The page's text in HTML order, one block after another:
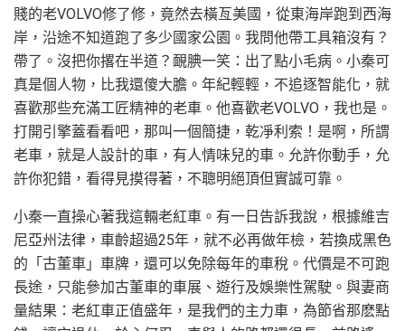
賤的老VOLVO修了修，竟然去橫亙美國，從東海岸跑到西海
岸，沿途不知道跑了多少國家公園。我問他帶工具箱沒有？
帶了。沒把你撂在半道？靦腆一笑：出了點小毛病。小秦可
真是個人物，比我還傻大膽。年紀輕輕，不追逐智能化，就
喜歡那些充滿工匠精神的老車。他喜歡老VOLVO，我也是。
打開引擎蓋看看吧，那叫一個簡捷，乾凈利索！是啊，所謂
老車，就是人設計的車，有人情味兒的車。允許你動手，允
許你犯錯，看得見摸得著，不聰明絕頂但實誠可靠。
小秦一直操心著我這輛老紅車。有一日告訴我說，根據維吉
尼亞州法律，車齡超過25年，就不必再做年檢，若換成黑色
的「古董車」車牌，還可以免除每年的車稅。代價是不可跑
長途，只能參加古董車的車展、遊行及娛樂性駕駛。與妻商
量結果：老紅車正值盛年，是我們的主力車，為節省那麽點